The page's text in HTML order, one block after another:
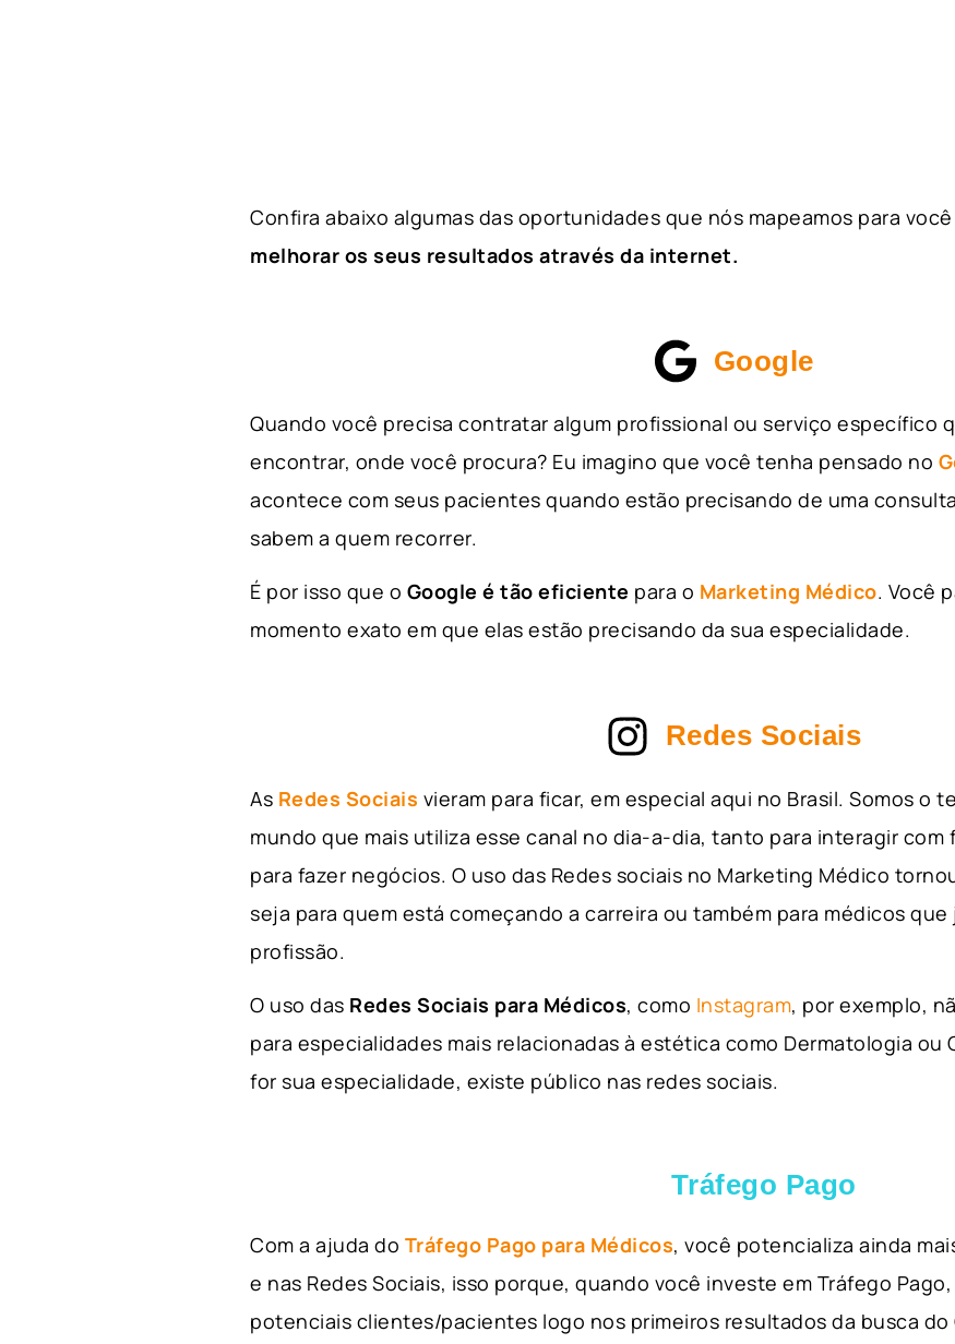
Confira abaixo algumas das oportunidades que nós mapeamos para
melhorar os seus resultados através da internet.
Google
Quando você precisa contratar algum profissional ou serviço específico
encontrar, onde você procura? Eu imagino que você tenha pensado no
acontece com seus pacientes quando estão precisando de uma
sabem a quem recorrer.
É por isso que o Google é tão eficiente para o Marketing Médico. Você
momento exato em que elas estão precisando da sua especialidade.
Redes Sociais
As Redes Sociais vieram para ficar, em especial aqui no Brasil. Somos o
mundo que mais utiliza esse canal no dia-a-dia, tanto para interagir com
para fazer negócios. O uso das Redes sociais no Marketing Médico
seja para quem está começando a carreira ou também para médicos
profissão.
O uso das Redes Sociais para Médicos, como Instagram, por exemplo,
para especialidades mais relacionadas à estética como Dermatologia ou
for sua especialidade, existe público nas redes sociais.
Tráfego Pago
Com a ajuda do Tráfego Pago para Médicos, você potencializa ainda
e nas Redes Sociais, isso porque, quando você investe em Tráfego
potenciais clientes/pacientes logo nos primeiros resultados da busca do